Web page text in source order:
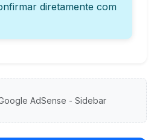
diretamente com
AdSense - Sidebar